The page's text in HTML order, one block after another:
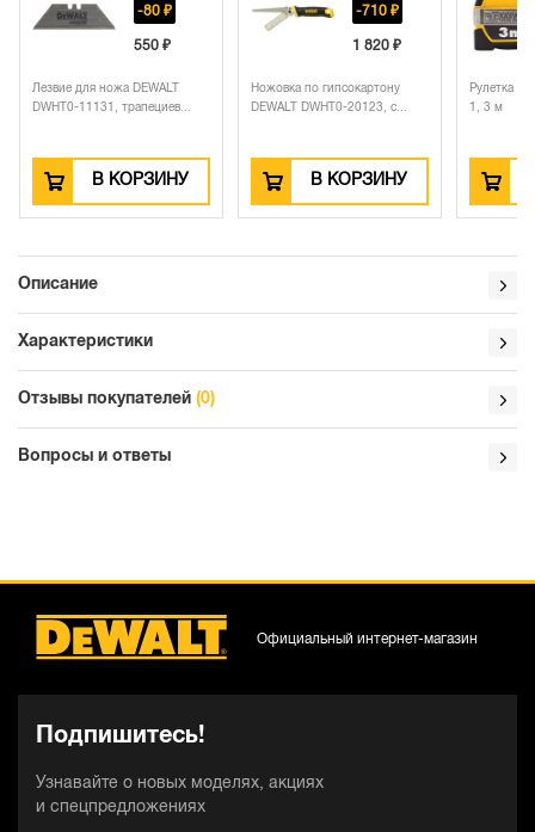
-80 ₽
550 ₽
Лезвие для ножа DEWALT
DWHT0-11131, трапециев...
В КОРЗИНУ
-710 ₽
1 820 ₽
Ножовка по гипсокартону
DEWALT DWHT0-20123, с...
В КОРЗИНУ
Рулетка
1, 3 м
Описание
Характеристики
Отзывы покупателей (0)
Вопросы и ответы
Подпишитесь!
Узнавайте о новых моделях, акциях
и спецпредложениях
Официальный интернет-магазин